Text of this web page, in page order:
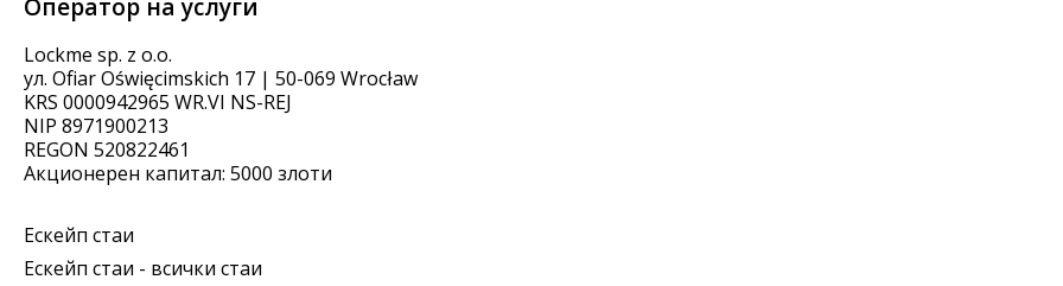
Оператор на услуги
Lockme sp. z o.o.
ул. Ofiar Oświęcimskich 17 | 50-069 Wrocław
KRS 0000942965 WR.VI NS-REJ
NIP 8971900213
REGON 520822461
Акционерен капитал: 5000 злоти
Ескейп стаи
Ескейп стаи - всички стаи